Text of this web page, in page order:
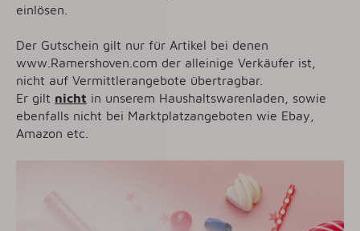
einlösen.
Der Gutschein gilt nur für Artikel bei denen
www.Ramershoven.com der alleinige Verkäufer ist,
nicht auf Vermittlerangebote übertragbar.
Er gilt nicht in unserem Haushaltswarenladen, sowie
ebenfalls nicht bei Marktplatzangeboten wie Ebay,
Amazon etc.